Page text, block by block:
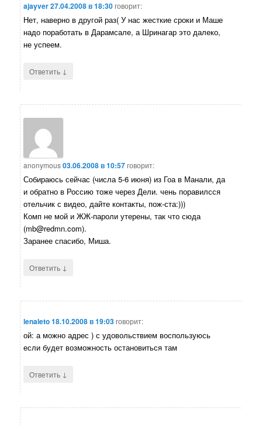
ajayver27.04.2008 в 18:30говорит:
Нет, наверно в другой раз( У нас жесткие сроки и Маше
надо поработать в Дарамсале, а Шринагар это далеко,
не успеем.
Ответить ↓
anonymous03.06.2008 в 10:57говорит:
Собираюсь сейчас (числа 5-6 июня) из Гоа в Манали, да
и обратно в Россию тоже через Дели. чень поравилсся
отельчик с видео, дайте контакты, пож-ста:)))
Комп не мой и ЖЖ-пароли утерены, так что сюда
(mb@redmn.com).
Заранее спасибо, Миша.
Ответить ↓
lenaleto18.10.2008 в 19:03говорит:
ой: а можно адрес ) с удовольствием воспользуюсь
если будет возможность остановиться там
Ответить ↓